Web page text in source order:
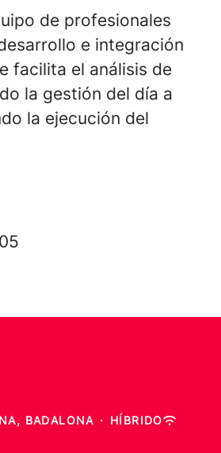
de profesionales
e integración
facilita el análisis de
la gestión del día a
la ejecución del
BADALONA · HÍBRIDO